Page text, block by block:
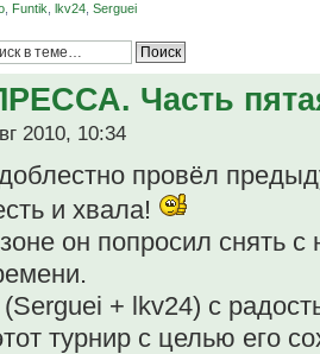
Funtik lkv24 Serguei
Часть
2010, 10:34
провёл
и хвала!
он попросил снять с
+ lkv24) с
турнир с целью его